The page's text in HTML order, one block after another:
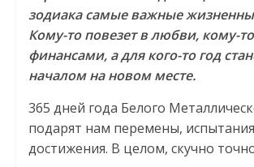
зодиака самые важные
Кому-то повезет в любви, кому-
финансами, а для кого-то год
началом на новом месте.
365 дней года Белого
подарят нам перемены,
достижения. В целом, скучно